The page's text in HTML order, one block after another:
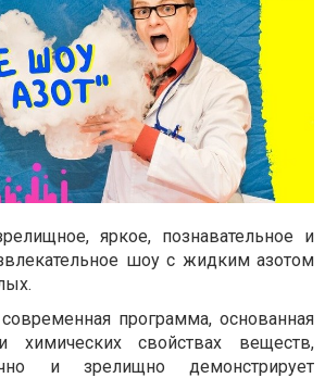
яркое, познавательное и
шоу с жидким азотом
программа, основанная
химических свойствах веществ,
и зрелищно демонстрирует